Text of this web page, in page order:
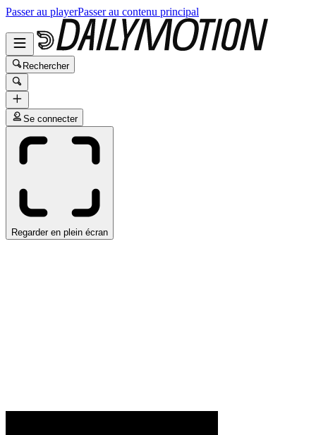
Passer au playerPasser au contenu principal
Rechercher
Se connecter
Regarder en plein écran